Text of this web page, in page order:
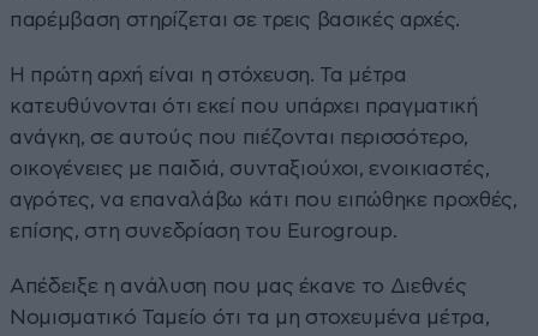
παρέμβαση στηρίζεται σε τρεις βασικές αρχές.
Η πρώτη αρχή είναι η στόχευση. Τα μέτρα
κατευθύνονται ότι εκεί που υπάρχει πραγματική
ανάγκη, σε αυτούς που πιέζονται περισσότερο,
οικογένειες με παιδιά, συνταξιούχοι, ενοικιαστές,
αγρότες, να επαναλάβω κάτι που ειπώθηκε προχθές,
επίσης, στη συνεδρίαση του Eurogroup.
Απέδειξε η ανάλυση που μας έκανε το Διεθνές
Νομισματικό Ταμείο ότι τα μη στοχευμένα μέτρα,